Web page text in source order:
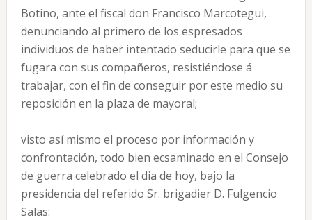
Botino, ante el fiscal don Francisco Marcotegui,
denunciando al primero de los espresados
individuos de haber intentado seducirle para que se
fugara con sus compañeros, resistiéndose á
trabajar, con el fin de conseguir por este medio su
reposición en la plaza de mayoral;
visto así mismo el proceso por información y
confrontación, todo bien ecsaminado en el Consejo
de guerra celebrado el dia de hoy, bajo la
presidencia del referido Sr. brigadier D. Fulgencio
Salas: